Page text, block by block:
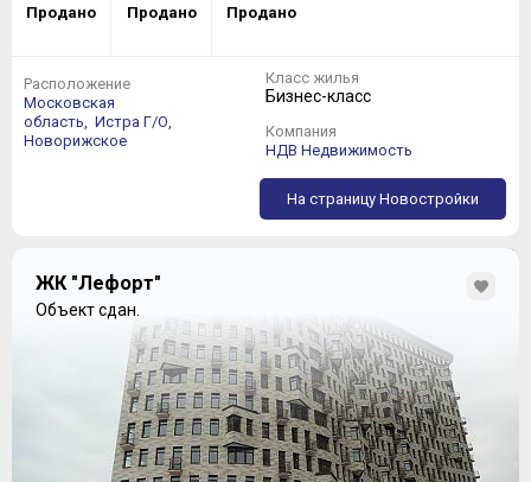
Продано
Продано
Продано
Расположение
Московская
область, Истра Г/О,
Новорижское
Класс жилья
Бизнес-класс
Компания
НДВ Недвижимость
На страницу Новостройки
ЖК "Лефорт"
Объект сдан.